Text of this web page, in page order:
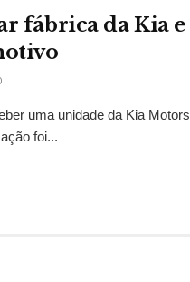
fábrica da Kia e
uma unidade da Kia Motors
foi...